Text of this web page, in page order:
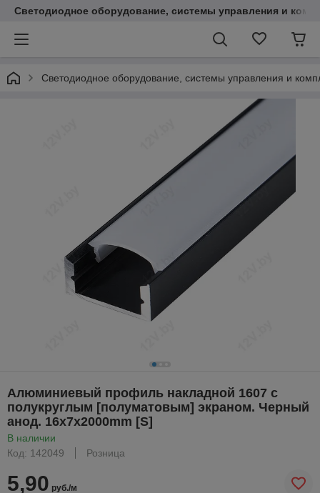
Светодиодное оборудование, системы управления и
Светодиодное оборудование, системы управления и
Алюминиевый профиль накладной 1607 с
полукруглым [полуматовым] экраном. Черный
анод. 16х7х2000mm [S]
В наличии
Код: 142049
Розница
5,90 руб./м